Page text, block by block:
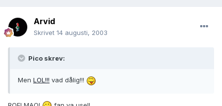
Arvid
Skrivet 14 augusti, 2003
Pico skrev:
Men LOL!!! vad dålig!!!